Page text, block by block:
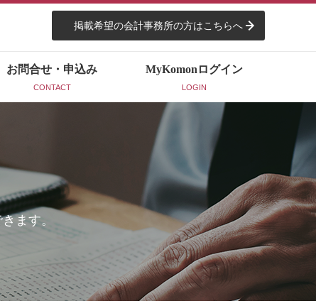
掲載希望の会計事務所の方はこちらへ
お問合せ・申込み
CONTACT
MyKomon ログイン
LOGIN
ます。